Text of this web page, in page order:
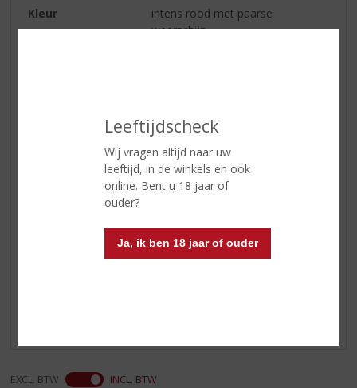
Leeftijdscheck
Wij vragen altijd naar uw
leeftijd, in de winkels en ook
online. Bent u 18 jaar of
ouder?
Ja, ik ben 18 jaar of ouder
Kleur
intens rood met paarse
weerschijn
zacht en vol fruit waarbij mooie
zuren zorgen voor frisheid
dé perfecte begeleider van
geroosterd lamsvlees, gegrilde
steak, wild en groente risotto
Reviews
EXCL. BTW INCL. BTW